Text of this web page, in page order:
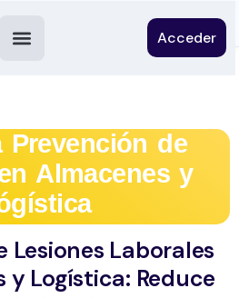
Acceder
Prevención de
Almacenes y
Lesiones Laborales
y Logística: Reduce